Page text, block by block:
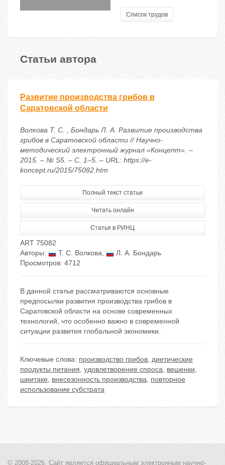
Список трудов
Статьи автора
Развитие производства грибов в
Саратовской области
Волкова Т. С. , Бондарь Л. А. Развитие производства
грибов в Саратовской области // Научно-
методический электронный журнал «Концепт». –
2015. – № S5. – С. 1–5. – URL: https://e-
koncept.ru/2015/75082.htm
Полный текст статьи
Читать онлайн
Статья в РИНЦ
ART 75082
Авторы:
Т. С. Волкова,
Л. А. Бондарь
Просмотров: 4712
В данной статье рассматриваются основные
предпосылки развития производства грибов в
Саратовской области на основе современных
технологий, что особенно важно в современной
ситуации развития глобальной экономики.
Ключевые слова: производство грибов, диетические
продукты питания, удовлетворение спроса, вешенки,
шиитаке, внесезонность производства, повторное
использование субстрата
© 2008-2026, Сайт является официальным электронным научно-